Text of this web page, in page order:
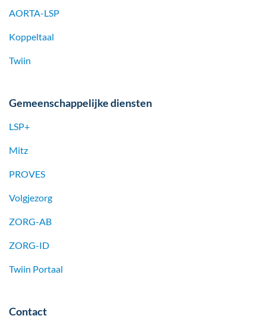
AORTA-LSP
Koppeltaal
Twiin
Gemeenschappelijke diensten
LSP+
Mitz
PROVES
Volgjezorg
ZORG-AB
ZORG-ID
Twiin Portaal
Contact